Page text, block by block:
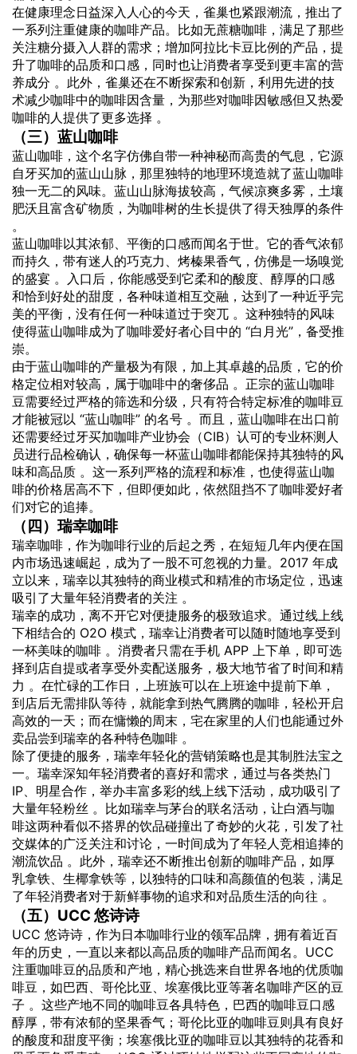
在健康理念日益深入人心的今天，雀巢也紧跟潮流，推出了
一系列注重健康的咖啡产品。比如无蔗糖咖啡，满足了那些
关注糖分摄入人群的需求；增加阿拉比卡豆比例的产品，提
升了咖啡的品质和口感，同时也让消费者享受到更丰富的营
养成分 。此外，雀巢还在不断探索和创新，利用先进的技
术减少咖啡中的咖啡因含量，为那些对咖啡因敏感但又热爱
咖啡的人提供了更多选择 。
（三）蓝山咖啡
蓝山咖啡，这个名字仿佛自带一种神秘而高贵的气息，它源
自牙买加的蓝山山脉，那里独特的地理环境造就了蓝山咖啡
独一无二的风味。蓝山山脉海拔较高，气候凉爽多雾，土壤
肥沃且富含矿物质，为咖啡树的生长提供了得天独厚的条件
。
蓝山咖啡以其浓郁、平衡的口感而闻名于世。它的香气浓郁
而持久，带有迷人的巧克力、烤榛果香气，仿佛是一场嗅觉
的盛宴 。入口后，你能感受到它柔和的酸度、醇厚的口感
和恰到好处的甜度，各种味道相互交融，达到了一种近乎完
美的平衡，没有任何一种味道过于突兀 。这种独特的风味
使得蓝山咖啡成为了咖啡爱好者心目中的 “白月光”，备受推
崇。
由于蓝山咖啡的产量极为有限，加上其卓越的品质，它的价
格定位相对较高，属于咖啡中的奢侈品 。正宗的蓝山咖啡
豆需要经过严格的筛选和分级，只有符合特定标准的咖啡豆
才能被冠以 “蓝山咖啡” 的名号 。而且，蓝山咖啡在出口前
还需要经过牙买加咖啡产业协会（CIB）认可的专业杯测人
员进行品检确认，确保每一杯蓝山咖啡都能保持其独特的风
味和高品质 。这一系列严格的流程和标准，也使得蓝山咖
啡的价格居高不下，但即便如此，依然阻挡不了咖啡爱好者
们对它的追捧。
（四）瑞幸咖啡
瑞幸咖啡，作为咖啡行业的后起之秀，在短短几年内便在国
内市场迅速崛起，成为了一股不可忽视的力量。2017 年成
立以来，瑞幸以其独特的商业模式和精准的市场定位，迅速
吸引了大量年轻消费者的关注 。
瑞幸的成功，离不开它对便捷服务的极致追求。通过线上线
下相结合的 O2O 模式，瑞幸让消费者可以随时随地享受到
一杯美味的咖啡 。消费者只需在手机 APP 上下单，即可选
择到店自提或者享受外卖配送服务，极大地节省了时间和精
力 。在忙碌的工作日，上班族可以在上班途中提前下单，
到店后无需排队等待，就能拿到热气腾腾的咖啡，轻松开启
高效的一天；而在慵懒的周末，宅在家里的人们也能通过外
卖品尝到瑞幸的各种特色咖啡 。
除了便捷的服务，瑞幸年轻化的营销策略也是其制胜法宝之
一。瑞幸深知年轻消费者的喜好和需求，通过与各类热门
IP、明星合作，举办丰富多彩的线上线下活动，成功吸引了
大量年轻粉丝 。比如瑞幸与茅台的联名活动，让白酒与咖
啡这两种看似不搭界的饮品碰撞出了奇妙的火花，引发了社
交媒体的广泛关注和讨论，一时间成为了年轻人竞相追捧的
潮流饮品 。此外，瑞幸还不断推出创新的咖啡产品，如厚
乳拿铁、生椰拿铁等，以独特的口味和高颜值的包装，满足
了年轻消费者对于新鲜事物的追求和对品质生活的向往 。
（五）UCC 悠诗诗
UCC 悠诗诗，作为日本咖啡行业的领军品牌，拥有着近百
年的历史，一直以来都以高品质的咖啡产品而闻名。UCC
注重咖啡豆的品质和产地，精心挑选来自世界各地的优质咖
啡豆，如巴西、哥伦比亚、埃塞俄比亚等著名咖啡产区的豆
子 。这些产地不同的咖啡豆各具特色，巴西的咖啡豆口感
醇厚，带有浓郁的坚果香气；哥伦比亚的咖啡豆则具有良好
的酸度和甜度平衡；埃塞俄比亚的咖啡豆以其独特的花香和